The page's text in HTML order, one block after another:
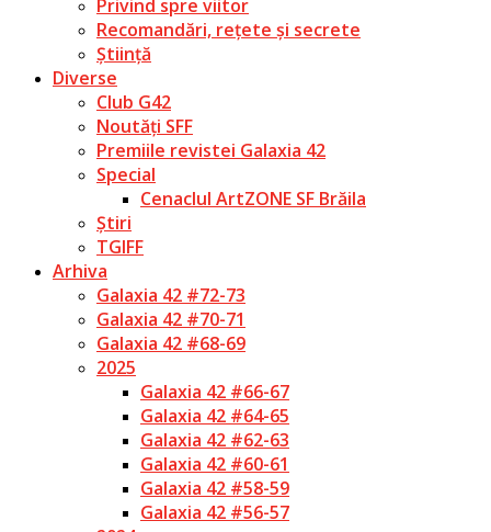
Privind spre viitor
Recomandări, rețete și secrete
Știință
Diverse
Club G42
Noutăți SFF
Premiile revistei Galaxia 42
Special
Cenaclul ArtZONE SF Brăila
Știri
TGIFF
Arhiva
Galaxia 42 #72-73
Galaxia 42 #70-71
Galaxia 42 #68-69
2025
Galaxia 42 #66-67
Galaxia 42 #64-65
Galaxia 42 #62-63
Galaxia 42 #60-61
Galaxia 42 #58-59
Galaxia 42 #56-57